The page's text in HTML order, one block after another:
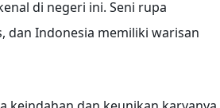
di negeri ini. Seni rupa
dan Indonesia memiliki warisan